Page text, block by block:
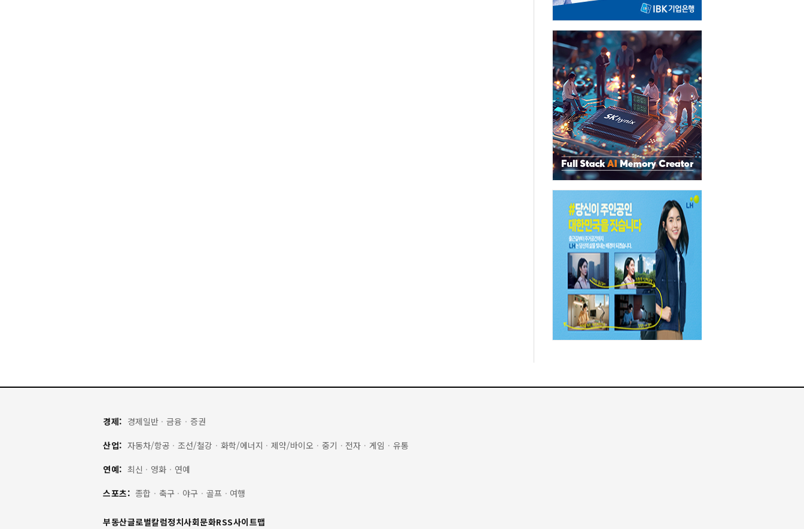
경제: 경제일반 · 금융 · 증권
산업: 자동차/항공 · 조선/철강 · 화학/에너지 · 제약/바이오 · 중기 · 전자 · 게임 · 유통
연예: 최신 · 영화 · 연예
스포츠: 종합 · 축구 · 야구 · 골프 · 여행
부동산글로벌칼럼정치사회문화RSS사이트맵